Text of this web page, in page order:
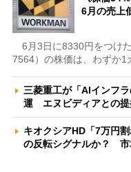
6月の売上
6月3日に8330円をつけ
7564）の株価は、わずか1
三菱重工が「AIインフ
運 エヌビディアとの
キオクシアHD「7万円
の反転シグナルか？